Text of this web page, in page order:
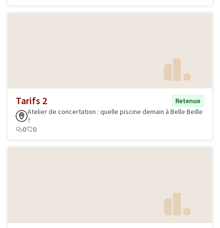
Tarifs 2
Retenue
Atelier de concertation : quelle piscine demain à Belle Beille
?
0
0